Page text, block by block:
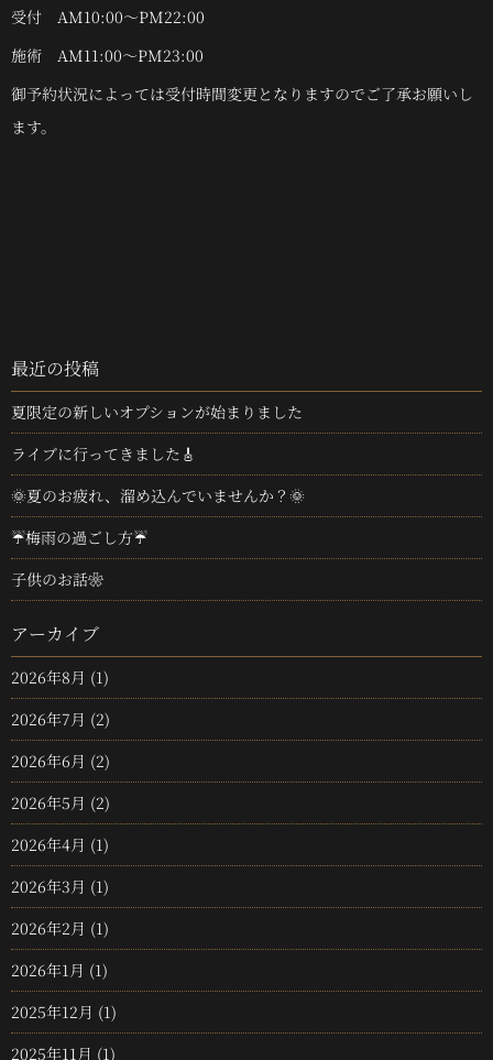
受付 AM10:00～PM22:00
施術 AM11:00～PM23:00
御予約状況によっては受付時間変更となりますのでご了承お願いし
ます。
最近の投稿
夏限定の新しいオプションが始まりました
ライブに行ってきました🎸
🌞夏のお疲れ、溜め込んでいませんか？🌞
☔梅雨の過ごし方☔
子供のお話❀
アーカイブ
2026年8月 (1)
2026年7月 (2)
2026年6月 (2)
2026年5月 (2)
2026年4月 (1)
2026年3月 (1)
2026年2月 (1)
2026年1月 (1)
2025年12月 (1)
2025年11月 (1)